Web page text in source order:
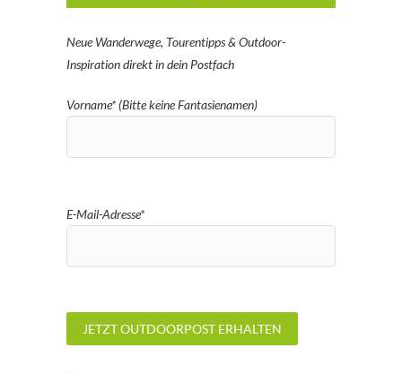
Neue Wanderwege, Tourentipps & Outdoor-
Inspiration direkt in dein Postfach
Vorname* (Bitte keine Fantasienamen)
E-Mail-Adresse*